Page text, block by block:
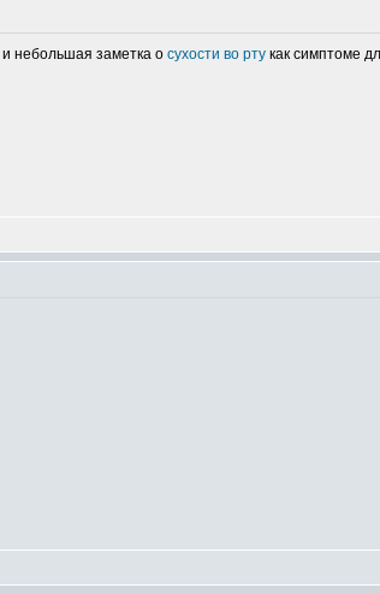
и небольшая заметка о сухости во рту как симптоме